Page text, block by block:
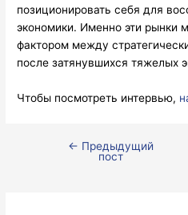
позиционировать себя для
экономики. Именно эти рынки
фактором между
после затянувшихся тяжелых
Чтобы посмотреть интервью,
← Предыдущий
пост